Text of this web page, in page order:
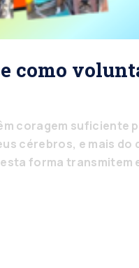
como
coragem suficiente
cérebros, e mais
forma transmitem